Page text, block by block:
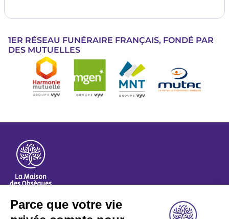
1ER RÉSEAU FUNÉRAIRE FRANÇAIS, FONDÉ PAR
DES MUTUELLES
Image